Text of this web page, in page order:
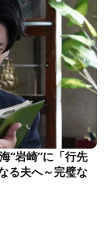
“岩崎”に「行先
る夫へ～完璧な